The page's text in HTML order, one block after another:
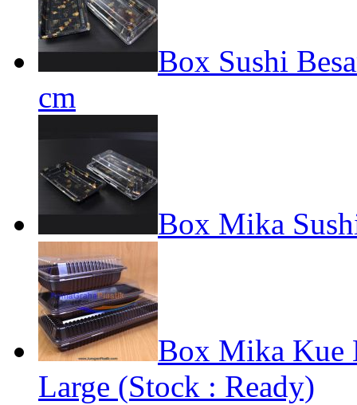
Box Sushi
cm
Box Mika
Box Mika Kue
Large (Stock : Ready)